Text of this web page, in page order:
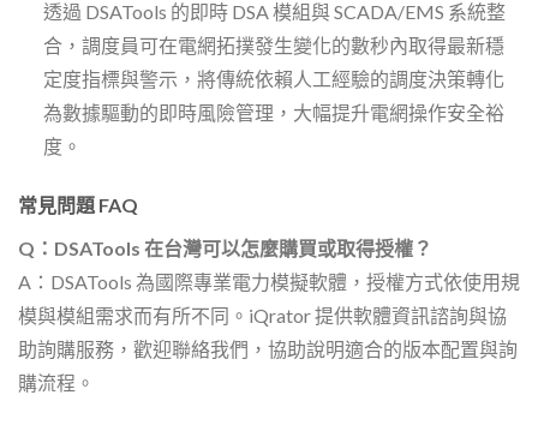
透過 DSATools 的即時 DSA 模組與 SCADA/EMS 系統整
合，調度員可在電網拓撲發生變化的數秒內取得最新穩
定度指標與警示，將傳統依賴人工經驗的調度決策轉化
為數據驅動的即時風險管理，大幅提升電網操作安全裕
度。
常見問題 FAQ
Q：DSATools 在台灣可以怎麼購買或取得授權？
A：DSATools 為國際專業電力模擬軟體，授權方式依使用規
模與模組需求而有所不同。iQrator 提供軟體資訊諮詢與協
助詢購服務，歡迎聯絡我們，協助說明適合的版本配置與詢
購流程。